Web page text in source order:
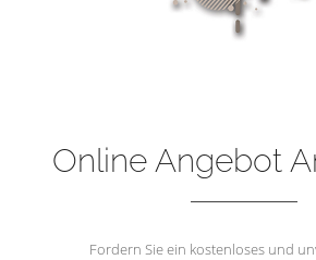
Online Angebot
Fordern Sie ein kostenloses und